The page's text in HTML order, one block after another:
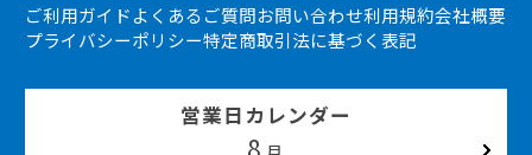
ご利用ガイドよくあるご質問お問い合わせ利用規約会社概要
プライバシーポリシー特定商取引法に基づく表記
営業日カレンダー